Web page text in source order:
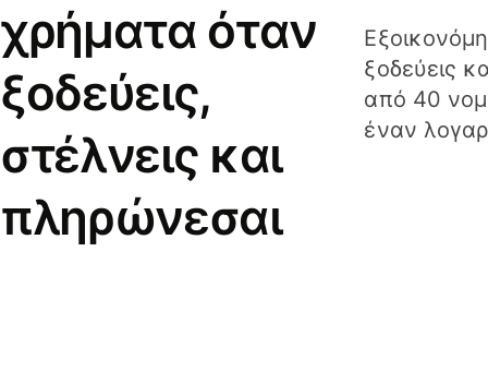
χρήματα όταν
ξοδεύεις,
στέλνεις και
πληρώνεσαι
ξοδεύεις
από 40
έναν